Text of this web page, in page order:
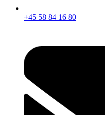
+45 58 84 16 80